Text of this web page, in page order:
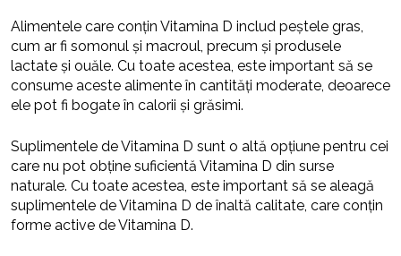
Alimentele care conțin Vitamina D includ peștele gras,
cum ar fi somonul și macroul, precum și produsele
lactate și ouăle. Cu toate acestea, este important să se
consume aceste alimente în cantități moderate, deoarece
ele pot fi bogate în calorii și grăsimi.
Suplimentele de Vitamina D sunt o altă opțiune pentru cei
care nu pot obține suficientă Vitamina D din surse
naturale. Cu toate acestea, este important să se aleagă
suplimentele de Vitamina D de înaltă calitate, care conțin
forme active de Vitamina D.